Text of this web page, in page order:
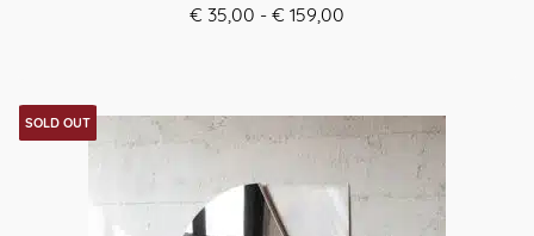
€ 35,00 - € 159,00
product
heeft
variaties.
Deze
SOLD OUT